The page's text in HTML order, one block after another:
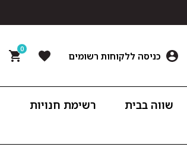
כניסה ללקוחות רשומים
0
שווה בבית
רשימת חנויות